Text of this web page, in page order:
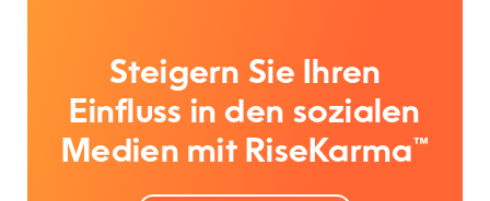
Steigern Sie Ihren
Einfluss in den sozialen
Medien mit RiseKarma™